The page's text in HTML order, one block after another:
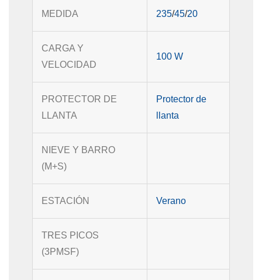
MEDIDA 235/45/20
CARGA Y
VELOCIDAD
100 W
PROTECTOR DE
LLANTA
Protector de
llanta
NIEVE Y BARRO
(M+S)
ESTACIÓN Verano
TRES PICOS
(3PMSF)